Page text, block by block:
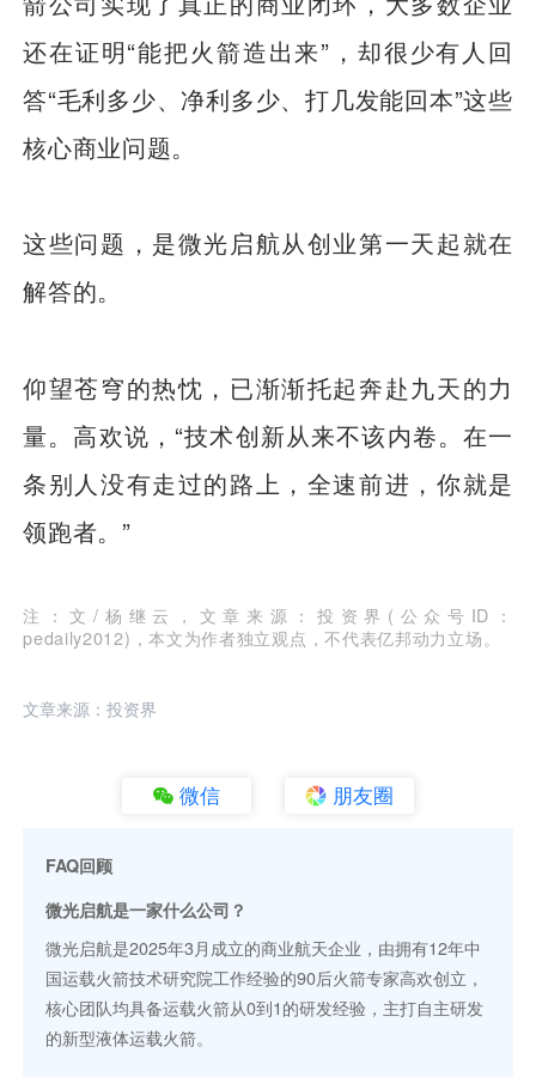
还在证明“能把火箭造出来”，却很少有人回
答“毛利多少、净利多少、打几发能回本”这些
核心商业问题。
这些问题，是微光启航从创业第一天起就在
解答的。
仰望苍穹的热忱，已渐渐托起奔赴九天的力
量。高欢说，“技术创新从来不该内卷。在一
条别人没有走过的路上，全速前进，你就是
领跑者。”
注：文/杨继云，文章来源：投资界(公众号ID：
pedaily2012)，本文为作者独立观点，不代表亿邦动力立场。
文章来源：投资界
微信 朋友圈
FAQ回顾
微光启航是一家什么公司？
微光启航是2025年3月成立的商业航天企业，由拥有12年中
国运载火箭技术研究院工作经验的90后火箭专家高欢创立，
核心团队均具备运载火箭从0到1的研发经验，主打自主研发
的新型液体运载火箭。